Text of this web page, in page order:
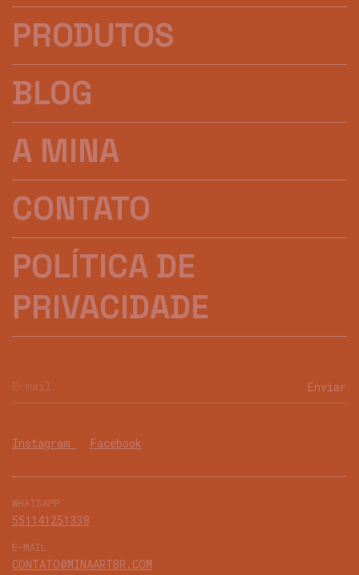
PRODUTOS
BLOG
A MINA
CONTATO
POLÍTICA DE
PRIVACIDADE
Instagram Facebook
WHATSAPP
551141251338
E-MAIL
CONTATO@MINAARTBR.COM